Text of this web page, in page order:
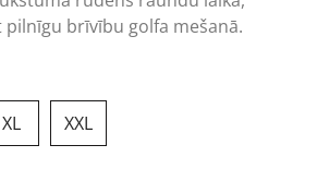
brīvību golfa mešanā.
XL
XXL